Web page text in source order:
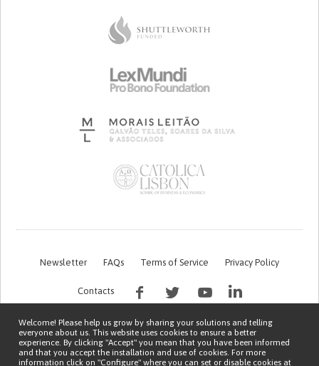
Newsletter FAQs Terms of Service Privacy Policy
Contacts
Welcome! Please help us grow by sharing your solutions and telling
everyone about us. This website uses cookies to ensure a better
experience. By clicking "Accept" you mean that you have been informed
and that you accept the installation and use of cookies. For more
information click on "Configure" where you can set or disable cookies at